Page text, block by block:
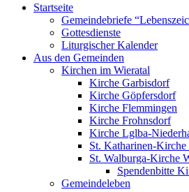
Startseite
Gemeindebriefe
Gottesdienste
Liturgischer Kalender
Aus den Gemeinden
Kirchen im Wieratal
Kirche Garbisdorf
Kirche Göpfersdorf
Kirche Flemmingen
Kirche Frohnsdorf
Kirche Lglba-
St. Katharinen-
St. Walburga-Kirche
Spendenbitte
Gemeindeleben